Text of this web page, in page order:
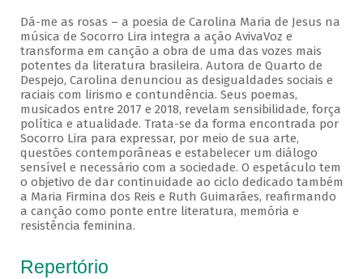
Dá-me as rosas – a poesia de Carolina Maria de Jesus na
música de Socorro Lira integra a ação AvivaVoz e
transforma em canção a obra de uma das vozes mais
potentes da literatura brasileira. Autora de Quarto de
Despejo, Carolina denunciou as desigualdades sociais e
raciais com lirismo e contundência. Seus poemas,
musicados entre 2017 e 2018, revelam sensibilidade, força
política e atualidade. Trata-se da forma encontrada por
Socorro Lira para expressar, por meio de sua arte,
questões contemporâneas e estabelecer um diálogo
sensível e necessário com a sociedade. O espetáculo tem
o objetivo de dar continuidade ao ciclo dedicado também
a Maria Firmina dos Reis e Ruth Guimarães, reafirmando
a canção como ponte entre literatura, memória e
resistência feminina.
Repertório